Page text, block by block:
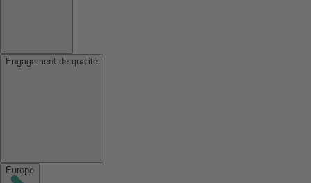
Engagement de qualité
Europe